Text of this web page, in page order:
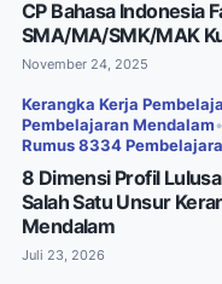
CP Bahasa Indonesia
SMA/MA/SMK/MAK
November 24, 2025
Kerangka Kerja
Pembelajaran Mendalam •
Rumus 8334
8 Dimensi Profil
Salah Satu Unsur
Mendalam
Juli 23, 2026